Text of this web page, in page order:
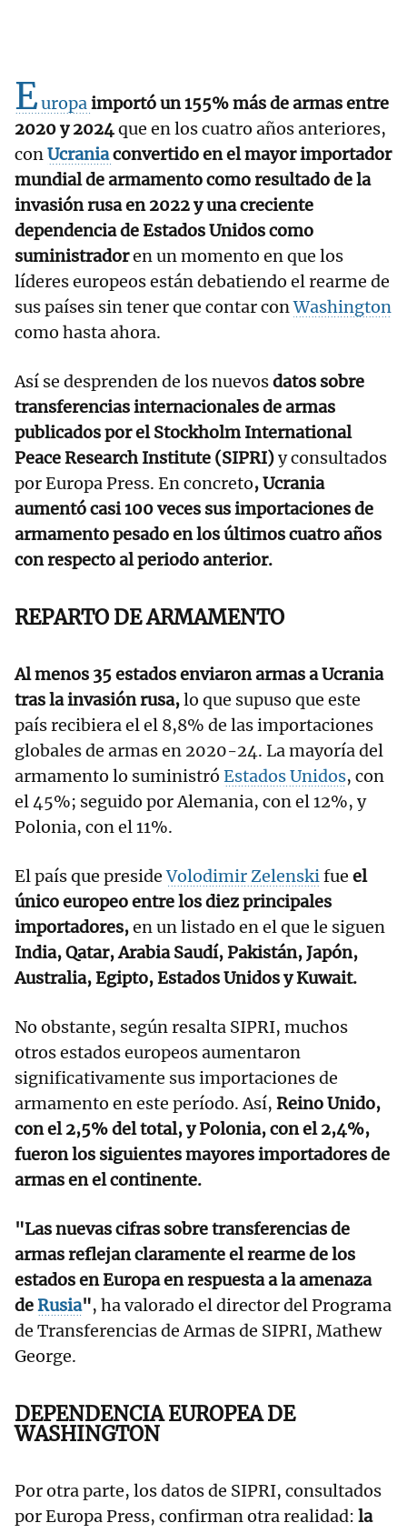
Europaimportó un 155% más de armas entre
2020 y 2024que en los cuatro años anteriores,
conUcraniaconvertido en el mayor importador
mundial de armamento como resultado de la
invasión rusa en 2022 y una creciente
dependencia de Estados Unidos como
suministradoren un momento en que los
líderes europeos están debatiendo el rearme de
sus países sin tener que contar conWashington
como hasta ahora.
Así se desprenden de los nuevosdatos sobre
transferencias internacionales de armas
publicados por el Stockholm International
Peace Research Institute (SIPRI)y consultados
por Europa Press. En concreto, Ucrania
aumentó casi 100 veces sus importaciones de
armamento pesado en los últimos cuatro años
con respecto al periodo anterior.
REPARTO DE ARMAMENTO
Al menos 35 estados enviaron armas a Ucrania
tras la invasión rusa,lo que supuso que este
país recibiera el el 8,8% de las importaciones
globales de armas en 2020-24. La mayoría del
armamento lo suministró Estados Unidos, con
el 45%; seguido por Alemania, con el 12%, y
Polonia, con el 11%.
El país que presideVolodimir Zelenskifue el
único europeo entre los diez principales
importadores,en un listado en el que le siguen
India, Qatar, Arabia Saudí, Pakistán, Japón,
Australia, Egipto, Estados Unidos y Kuwait.
No obstante, según resalta SIPRI, muchos
otros estados europeos aumentaron
significativamente sus importaciones de
armamento en este período. Así, Reino Unido,
con el 2,5% del total, y Polonia, con el 2,4%,
fueron los siguientes mayores importadores de
armas en el continente.
"Las nuevas cifras sobre transferencias de
armas reflejan claramente el rearme de los
estados en Europa en respuesta a la amenaza
deRusia", ha valorado el director del Programa
de Transferencias de Armas de SIPRI, Mathew
George.
DEPENDENCIA EUROPEA DE
WASHINGTON
Por otra parte, los datos de SIPRI, consultados
por Europa Press, confirman otra realidad: la